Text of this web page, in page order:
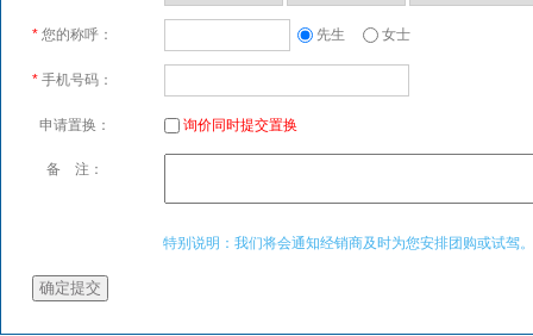
* 您的称呼： 先生 女士
* 手机号码：
申请置换： 询价同时提交置换
备 注：
特别说明：我们将会通知经销商及时为您安排团购或试驾。